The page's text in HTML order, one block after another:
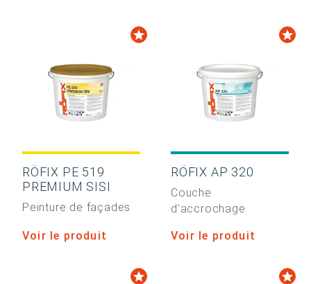
RÖFIX PE 519
PREMIUM SISI
Peinture de façades
Voir le produit
RÖFIX AP 320
Couche
d’accrochage
Voir le produit